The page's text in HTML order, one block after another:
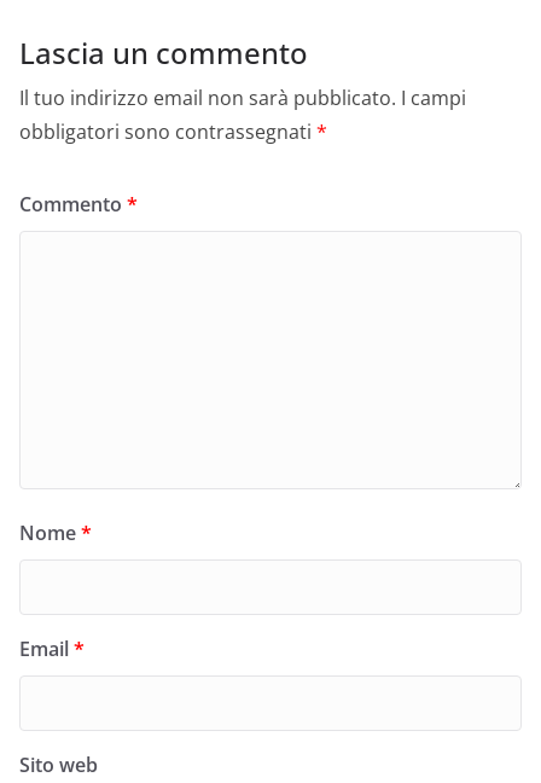
Lascia un commento
Il tuo indirizzo email non sarà pubblicato. I campi
obbligatori sono contrassegnati *
Commento *
Nome*
Email*
Sito web